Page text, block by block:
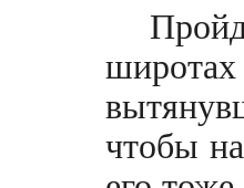
чтобы